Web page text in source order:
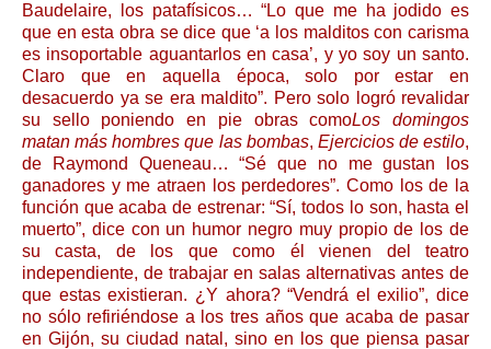
Baudelaire, los patafísicos… “Lo que me ha jodido es
que en esta obra se dice que ‘a los malditos con carisma
es insoportable aguantarlos en casa’, y yo soy un santo.
Claro que en aquella época, solo por estar en
desacuerdo ya se era maldito”. Pero solo logró revalidar
su sello poniendo en pie obras comoLos domingos
matan más hombres que las bombas, Ejercicios de estilo,
de Raymond Queneau… “Sé que no me gustan los
ganadores y me atraen los perdedores”. Como los de la
función que acaba de estrenar: “Sí, todos lo son, hasta el
muerto”, dice con un humor negro muy propio de los de
su casta, de los que como él vienen del teatro
independiente, de trabajar en salas alternativas antes de
que estas existieran. ¿Y ahora? “Vendrá el exilio”, dice
no sólo refiriéndose a los tres años que acaba de pasar
en Gijón, su ciudad natal, sino en los que piensa pasar